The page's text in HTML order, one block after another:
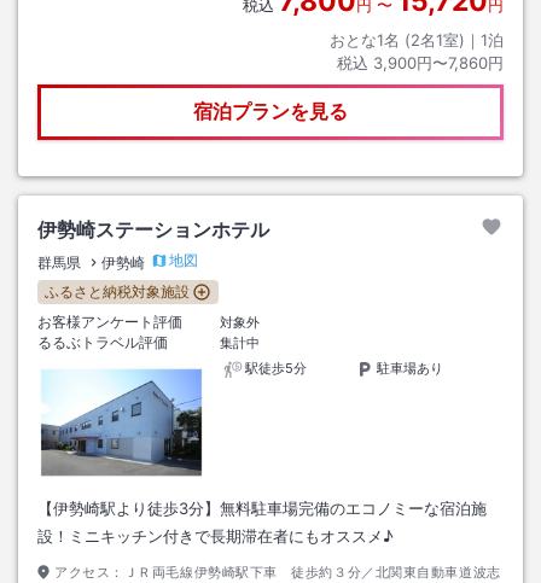
税込
円 〜
円
おとな1名 (2名1室)｜ 1泊
税込 3,900円〜7,860円
宿泊プランを見る
伊勢崎ステーションホテル
群馬県 伊勢崎
地図
ふるさと納税対象施設
お客様アンケート評価
対象外
るるぶトラベル評価
集計中
駅徒歩5分
駐車場あり
【伊勢崎駅より徒歩3分】無料駐車場完備のエコノミーな宿泊施
設！ミニキッチン付きで長期滞在者にもオススメ♪
アクセス：
ＪＲ両毛線伊勢崎駅下車 徒歩約３分／北関東自動車道波志